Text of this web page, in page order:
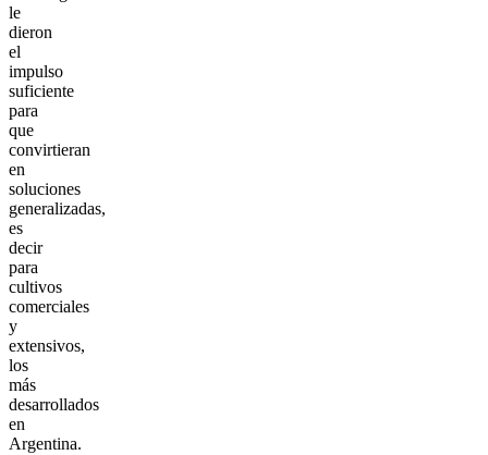
le
dieron
el
impulso
suficiente
para
que
convirtieran
en
soluciones
generalizadas,
es
decir
para
cultivos
comerciales
y
extensivos,
los
más
desarrollados
en
Argentina.